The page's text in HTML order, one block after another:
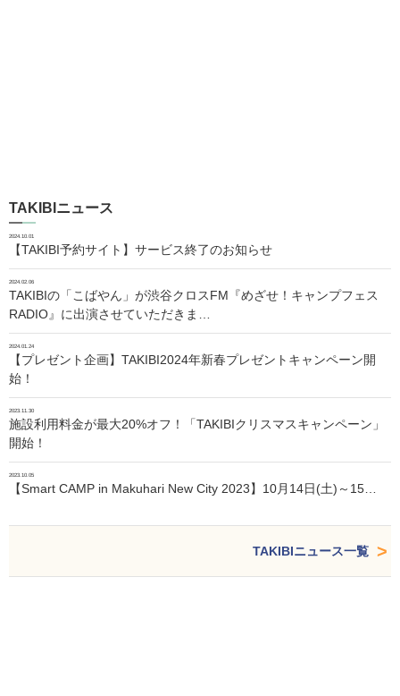
TAKIBIニュース
2024.10.01
【TAKIBI予約サイト】サービス終了のお知らせ
2024.02.06
TAKIBIの「こばやん」が渋谷クロスFM『めざせ！キャンプフェス
RADIO』に出演させていただきま…
2024.01.24
【プレゼント企画】TAKIBI2024年新春プレゼントキャンペーン開
始！
2023.11.30
施設利用料金が最大20%オフ！「TAKIBIクリスマスキャンペーン」
開始！
2023.10.05
【Smart CAMP in Makuhari New City 2023】10月14日(土)～15…
TAKIBIニュース一覧